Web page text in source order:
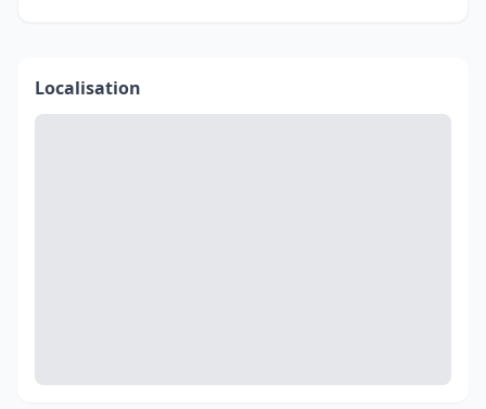
Localisation